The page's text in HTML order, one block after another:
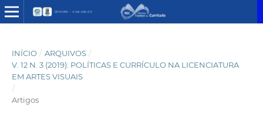
INÍCIO / ARQUIVOS /
V. 12 N. 3 (2019): POLÍTICAS E CURRÍCULO NA LICENCIATURA
EM ARTES VISUAIS
/
Artigos